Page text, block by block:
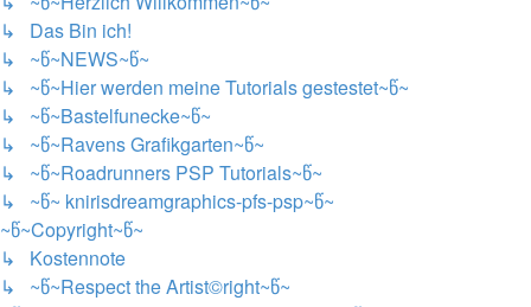
↳ Das Bin ich!
↳ ~წ~NEWS~წ~
↳ ~წ~Hier werden meine Tutorials gestestet~წ~
↳ ~წ~Bastelfunecke~წ~
↳ ~წ~Ravens Grafikgarten~წ~
↳ ~წ~Roadrunners PSP Tutorials~წ~
↳ ~წ~ knirisdreamgraphics-pfs-psp~წ~
~წ~Copyright~წ~
↳ Kostennote
↳ ~წ~Respect the Artist©right~წ~